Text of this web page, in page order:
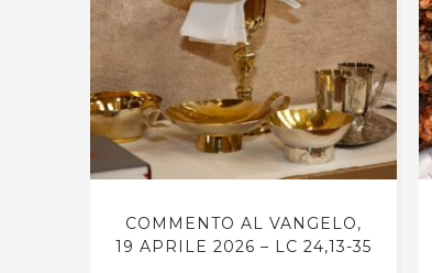
COMMENTO AL VANGELO,
19 APRILE 2026 – LC 24,13-35